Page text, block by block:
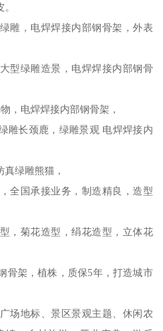
雕，电焊焊接内部钢骨架，外表
型绿雕造景，电焊焊接内部钢骨
，电焊焊接内部钢骨架，
雕长颈鹿，绿雕景观 电焊焊接内
绿雕熊猫，
全国承接业务，制造精良，造型
，菊花造型，绢花造型，立体花
骨架，植株，质保5年，打造城市
场地标、景区景观主题、休闲农